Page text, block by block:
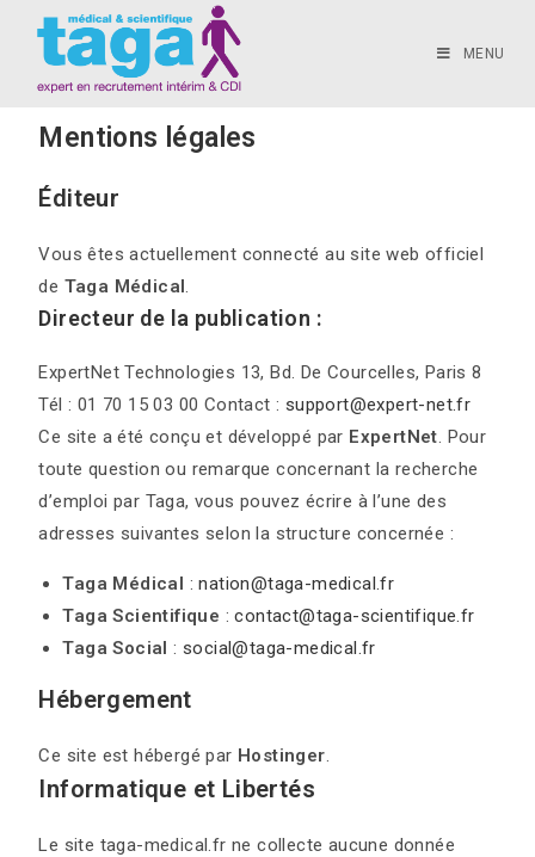
MENU
Mentions légales
Éditeur
Vous êtes actuellement connecté au site web officiel
de Taga Médical.
Directeur de la publication :
ExpertNet Technologies 13, Bd. De Courcelles, Paris 8
Tél : 01 70 15 03 00 Contact : support@expert-net.fr
Ce site a été conçu et développé par ExpertNet. Pour
toute question ou remarque concernant la recherche
d’emploi par Taga, vous pouvez écrire à l’une des
adresses suivantes selon la structure concernée :
Taga Médical :nation@taga-medical.fr
Taga Scientifique :contact@taga-scientifique.fr
Taga Social :social@taga-medical.fr
Hébergement
Ce site est hébergé par Hostinger.
Informatique et Libertés
Le site taga-medical.fr ne collecte aucune donnée